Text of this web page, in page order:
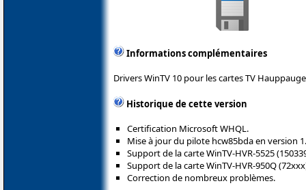
Informations complémentaires
Drivers WinTV 10 pour les cartes TV
Historique de cette version
Certification Microsoft WHQL.
Mise à jour du pilote hcw85bda en version
Support de la carte WinTV-HVR-5525
Support de la carte WinTV-HVR-950Q
Correction de nombreux problèmes.